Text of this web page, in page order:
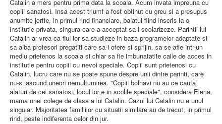
Catalin a mers pentru prima data la scoala. Acum invata impreuna cu
copiii sanatosi. Insa acest triumf a fost obtinut cu greu si a presupus
anumite jertfe, in primul rind financiare, baiatul fiind inscris la o
institutie privata, singura care a acceptat sa-l scolarizeze. Parintii lui
Catalin ar vrea ca fiul lor sa studieze in baza programelor adaptate si
sa aiba profesori pregatiti care sa-i ofere si sprijin, sa se afle intr-un
mediu prietenos la scoala si chiar sa fie imbunatatite caile de acces in
institutie pentru copiii cu nevoi speciale. Copiii sunt prietenosi cu
Catalin, lucru care nu se poate spune despre unii dintre parinti, care
nu-si ascund uneori nemultumirea. "Copiii bolnavi nu au ce cauta
alaturi de cei sanatosi, locul lor e in scolile speciale", considera Elena,
mama unei colege de clasa a lui Catalin. Cazul lui Catalin nu e unul
singular. Majoritatea familiilor cu situatii similare au de trecut, in primul
rind, peste indiferenta celor din jur.